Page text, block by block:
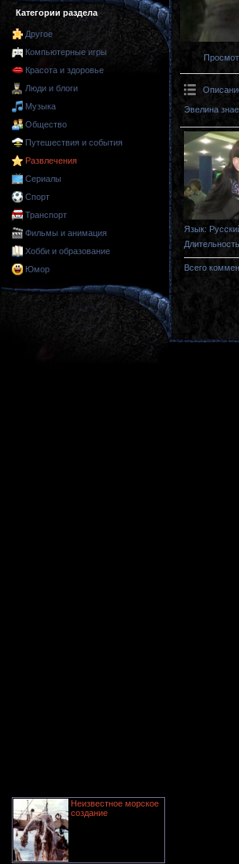
Категории раздела
Другое
Компьютерные игры
Красота и здоровье
Люди и блоги
Музыка
Общество
Путешествия и события
Развлечения
Сериалы
Спорт
Транспорт
Фильмы и анимация
Хобби и образование
Юмор
Неизвестное морское
создание
Эвелина
Язык:
Всего